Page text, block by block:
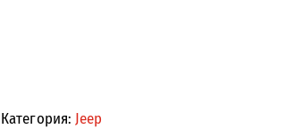
Категория: Jeep